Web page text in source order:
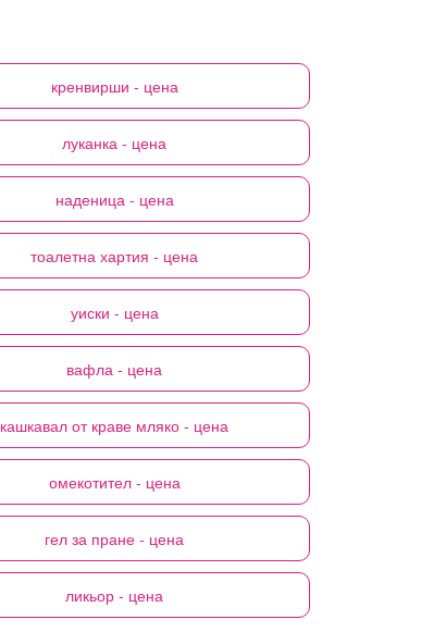
кренвирши - цена
луканка - цена
наденица - цена
тоалетна хартия - цена
уиски - цена
вафла - цена
кашкавал от краве мляко - цена
омекотител - цена
гел за пране - цена
ликьор - цена